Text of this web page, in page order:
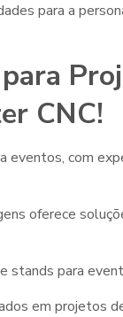
para a
CNC!
eventos, com
oferece
stands para
em projetos